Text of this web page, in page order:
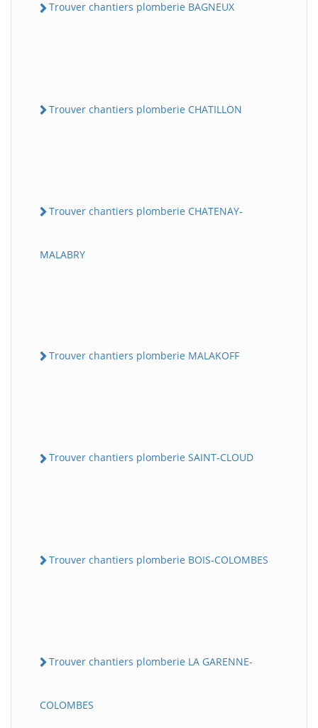
Trouver chantiers plomberie BAGNEUX
Trouver chantiers plomberie CHATILLON
Trouver chantiers plomberie CHATENAY-
MALABRY
Trouver chantiers plomberie MALAKOFF
Trouver chantiers plomberie SAINT-CLOUD
Trouver chantiers plomberie BOIS-COLOMBES
Trouver chantiers plomberie LA GARENNE-
COLOMBES